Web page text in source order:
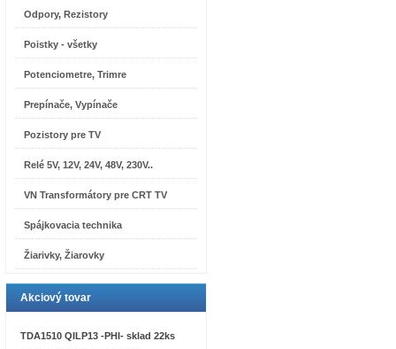
Odpory, Rezistory
Poistky - všetky
Potenciometre, Trimre
Prepínače, Vypínače
Pozistory pre TV
Relé 5V, 12V, 24V, 48V, 230V..
VN Transformátory pre CRT TV
Spájkovacia technika
Žiarivky, Žiarovky
Akciový tovar
TDA1510 QILP13 -PHI- sklad 22ks